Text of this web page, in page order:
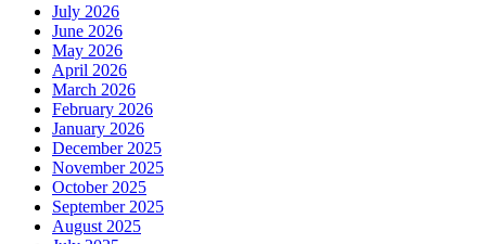
July 2026
June 2026
May 2026
April 2026
March 2026
February 2026
January 2026
December 2025
November 2025
October 2025
September 2025
August 2025